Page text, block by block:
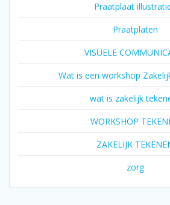
Praatplaat
Praatplaten
VISUELE
Wat is een workshop
wat is zakelijk
WORKSHOP
ZAKELIJK
zorg